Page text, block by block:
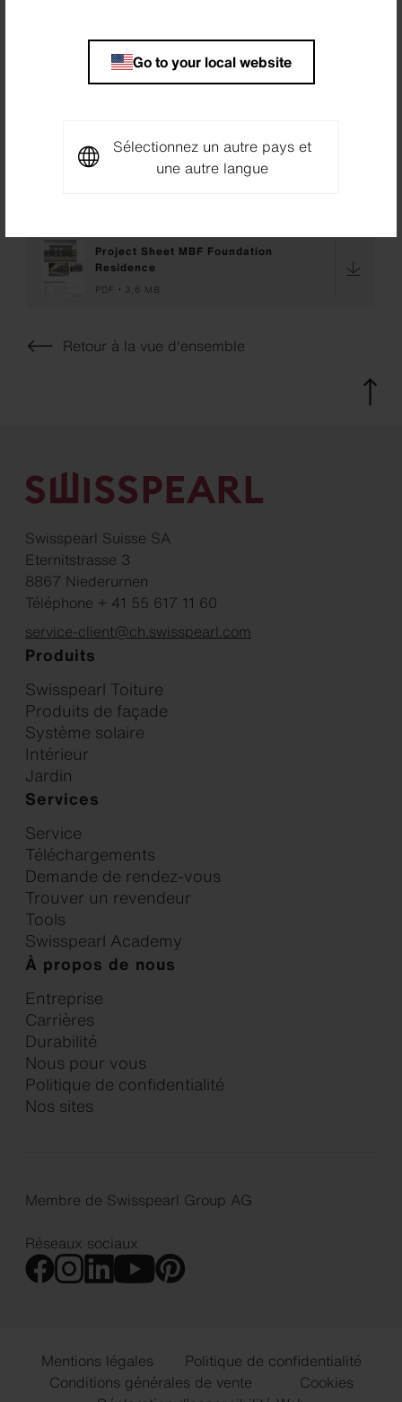
Go to your local website
Sélectionnez un autre pays et
une autre langue
Bernhard Polybau AG, Langenthal, Suisse
Zürich, Suisse
Project Sheet MBF Foundation
Residence
PDF 3,6 MB
Retour à la vue d'ensemble
Swisspearl Suisse SA
Eternitstrasse 3
8867 Niederurnen
Téléphone + 41 55 617 11 60
service-client@ch.swisspearl.com
Produits
Swisspearl Toiture
Produits de façade
Système solaire
Intérieur
Jardin
Services
Service
Téléchargements
Demande de rendez-vous
Trouver un revendeur
Tools
Swisspearl Academy
À propos de nous
Entreprise
Carrières
Durabilité
Nous pour vous
Politique de confidentialité
Nos sites
Membre de Swisspearl Group AG
Réseaux sociaux
Mentions légales
Politique de confidentialité
Conditions générales de vente
Cookies